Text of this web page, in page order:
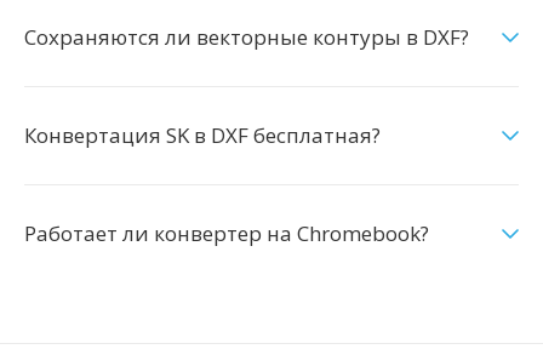
Сохраняются ли векторные контуры в DXF?
Конвертация SK в DXF бесплатная?
Работает ли конвертер на Chromebook?